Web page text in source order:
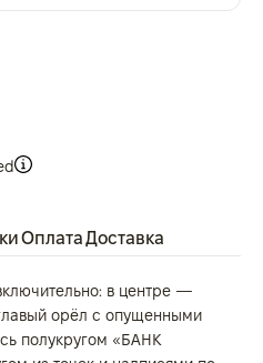
ОплатаДоставка
в центре —
орёл с опущенными
полукругом «БАНК